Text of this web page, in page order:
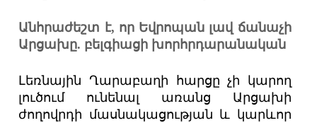
Անհրաժեշտ է, որ Եվրոպան լավ ճանաչի
Արցախը. բելգիացի խորհրդարանական
Լեռնային Ղարաբաղի հարցը չի կարող
լուծում ունենալ առանց Արցախի
ժողովրդի մասնակացության և կարևոր